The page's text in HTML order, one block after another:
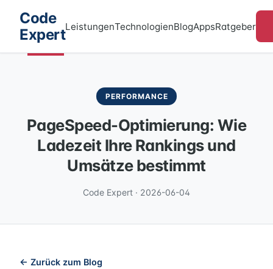
Code
ExpertLeistungenTechnologienBlogAppsRatgeber
PERFORMANCE
PageSpeed-Optimierung: Wie
Ladezeit Ihre Rankings und
Umsätze bestimmt
Code Expert · 2026-06-04
← Zurück zum Blog